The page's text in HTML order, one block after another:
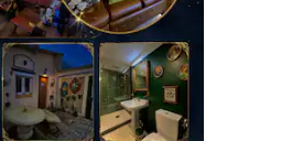
35 commentaires